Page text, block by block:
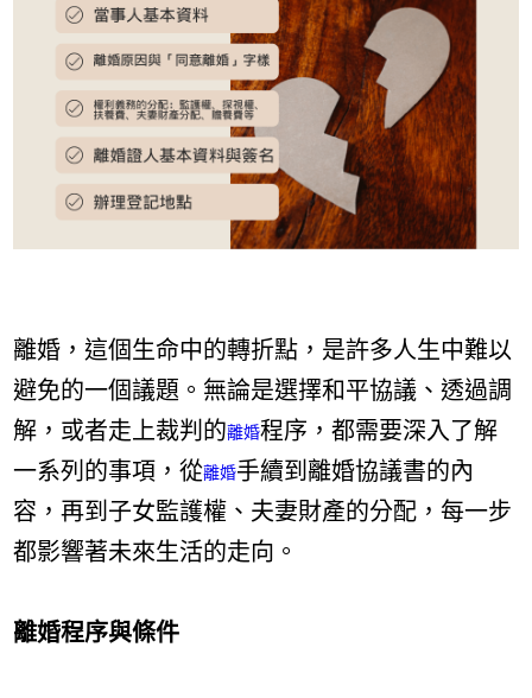
離婚，這個生命中的轉折點，是許多人生中難以
避免的一個議題。無論是選擇和平協議、透過調
解，或者走上裁判的離婚程序，都需要深入了解
一系列的事項，從離婚手續到離婚協議書的內
容，再到子女監護權、夫妻財產的分配，每一步
都影響著未來生活的走向。
離婚程序與條件